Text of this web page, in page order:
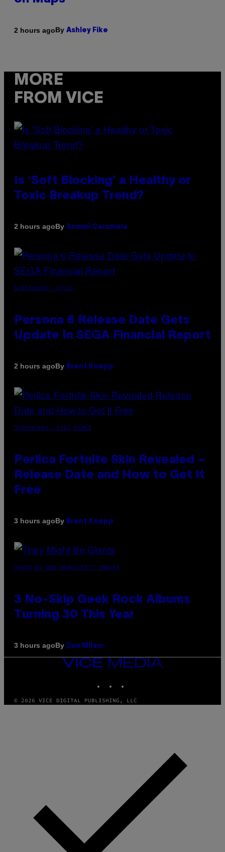
2 hours agoBy Ashley Fike
MORE
FROM VICE
Is ‘Soft Blocking’ a Healthy or
Toxic Breakup Trend?
2 hours agoBy Sammi Caramela
SCREENSHOT: ATLUS
Persona 6 Release Date Gets
Update In SEGA Financial Report
2 hours agoBy Brent Koepp
SCREENSHOT: EPIC GAMES
Perlica Fortnite Skin Revealed –
Release Date and How to Get It
Free
3 hours agoBy Brent Koepp
PHOTO BY BOB BERG/GETTY IMAGES
3 No-Skip Geek Rock Albums
Turning 30 This Year
3 hours agoBy Dan Milam
VICE
MEDIA
© 2026 VICE DIGITAL PUBLISHING, LLC